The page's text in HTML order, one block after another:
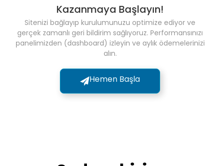
Kazanmaya Başlayın!
Sitenizi bağlayıp kurulumunuzu optimize ediyor ve
gerçek zamanlı geri bildirim sağlıyoruz. Performansınızı
panelimizden (dashboard) izleyin ve aylık ödemelerinizi
alın.
Hemen Başla